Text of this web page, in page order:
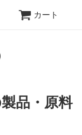
カート
品・原料